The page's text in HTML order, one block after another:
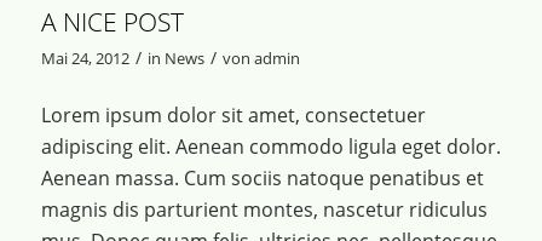
A NICE POST
Mai 24, 2012 / in News / von admin
Lorem ipsum dolor sit amet, consectetuer
adipiscing elit. Aenean commodo ligula eget dolor.
Aenean massa. Cum sociis natoque penatibus et
magnis dis parturient montes, nascetur ridiculus